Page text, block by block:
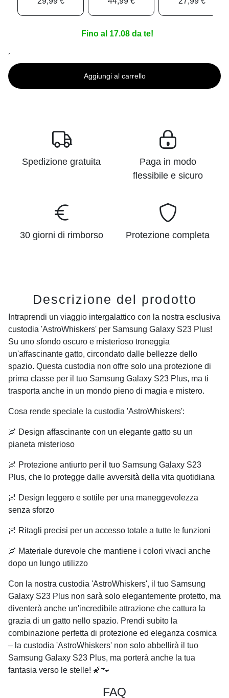
Fino al 17.08 da te!
´
Aggiungi al carrello
Spedizione gratuita
Paga in modo
flessibile e sicuro
30 giorni di rimborso Protezione completa
Descrizione del prodotto
Intraprendi un viaggio intergalattico con la nostra esclusiva
custodia 'AstroWhiskers' per Samsung Galaxy S23 Plus!
Su uno sfondo oscuro e misterioso troneggia
un'affascinante gatto, circondato dalle bellezze dello
spazio. Questa custodia non offre solo una protezione di
prima classe per il tuo Samsung Galaxy S23 Plus, ma ti
trasporta anche in un mondo pieno di magia e mistero.
Cosa rende speciale la custodia 'AstroWhiskers':
🌌 Design affascinante con un elegante gatto su un
pianeta misterioso
🌌 Protezione antiurto per il tuo Samsung Galaxy S23
Plus, che lo protegge dalle avversità della vita quotidiana
🌌 Design leggero e sottile per una maneggevolezza
senza sforzo
🌌 Ritagli precisi per un accesso totale a tutte le funzioni
🌌 Materiale durevole che mantiene i colori vivaci anche
dopo un lungo utilizzo
Con la nostra custodia 'AstroWhiskers', il tuo Samsung
Galaxy S23 Plus non sarà solo elegantemente protetto, ma
diventerà anche un'incredibile attrazione che cattura la
grazia di un gatto nello spazio. Prendi subito la
combinazione perfetta di protezione ed eleganza cosmica
– la custodia 'AstroWhiskers' non solo abbellirà il tuo
Samsung Galaxy S23 Plus, ma porterà anche la tua
fantasia verso le stelle! 🌠🐾
FAQ